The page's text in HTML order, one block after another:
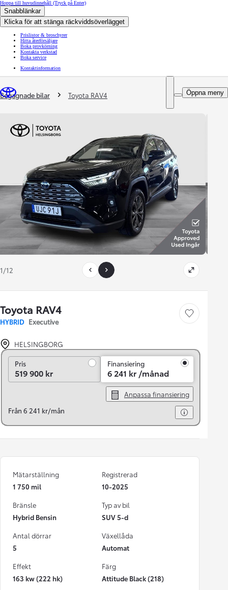
Hoppa till huvudinnehåll (Tryck på Enter)
Snabblänkar
Klicka för att stänga räckviddsöverlägget
Prislistor & broschyrer
Hitta återförsäljare
Boka provkörning
Kontakta verkstad
Boka service
Kontaktinformation
Öppna meny
You are here
Begagnade bilar Toyota RAV4
1/12
Toyota RAV4
HYBRID Executive
Save car
HELSINGBORG
PrisPris
519 900 kr
Finansiering
6 241 kr /månad
Anpassa finansiering
Från 6 241 kr/mån
Mätarställning
1 750 mil
Registrerad
10-2025
Bränsle
Hybrid Bensin
Typ av bil
SUV 5-d
Antal dörrar
5
Växellåda
Automat
Effekt
163 kw (222 hk)
Färg
Attitude Black (218)